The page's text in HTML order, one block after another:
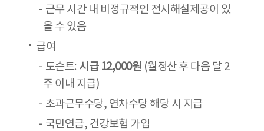
근무 시간 내 비정규적인 전시해설제공이 있
을 수 있음
급여
도슨트: 시급 12,000원 (월정산 후 다음 달 2
주 이내 지급)
초과근무수당, 연차수당 해당 시 지급
국민연금, 건강보험 가입